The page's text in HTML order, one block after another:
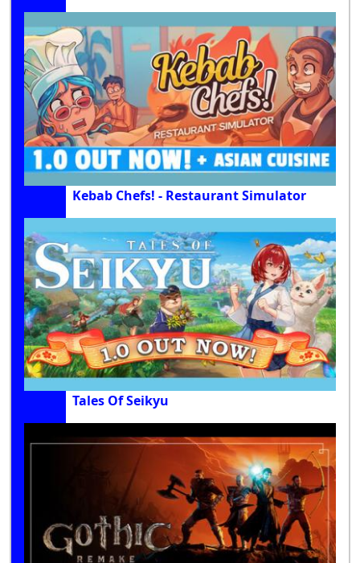
Kebab Chefs! - Restaurant Simulator
Tales Of Seikyu